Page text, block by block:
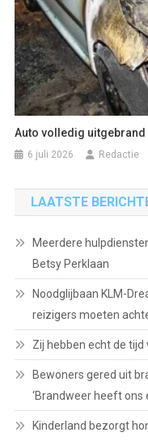
Auto volledig uitgebrand
6 juli 2026 Redactie
LAATSTE
Meerdere
Betsy Perklaan
Noodglijbaan KLM-
reizigers moeten
Zij hebben echt de tijd
Bewoners gered uit
‘Brandweer heeft ons
Kinderland bezorgt